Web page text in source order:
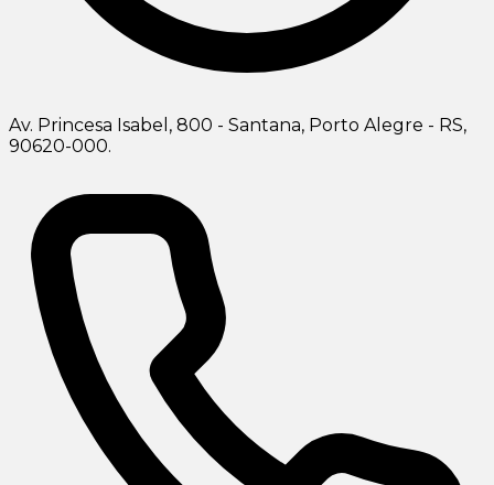
Av. Princesa Isabel, 800 - Santana, Porto Alegre - RS,
90620-000.